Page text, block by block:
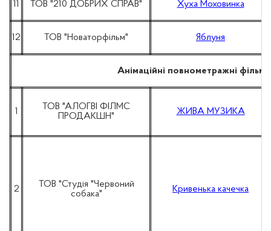
11 ТОВ "210 ДОБРИХ СПРАВ" Хуха Моховинка
12 ТОВ "Новаторфільм" Яблуня
Анімаційні повнометражні
1
ТОВ "АЛОГВІ ФІЛМС
ПРОДАКШН"
ЖИВА МУЗИКА
2
ТОВ "Студія "Червоний
собака"
Кривенька качечка